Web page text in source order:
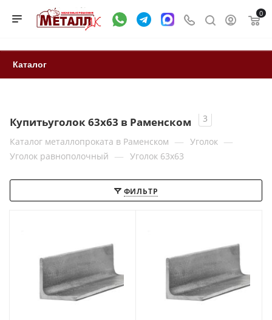
0
Каталог
Купитьуголок 63х63 в Раменском
3
Каталог металлопроката в Раменском — Уголок —
Уголок равнополочный — Уголок 63х63
ФИЛЬТР